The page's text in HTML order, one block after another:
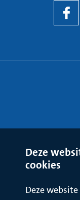
Deze
cookies
Deze website